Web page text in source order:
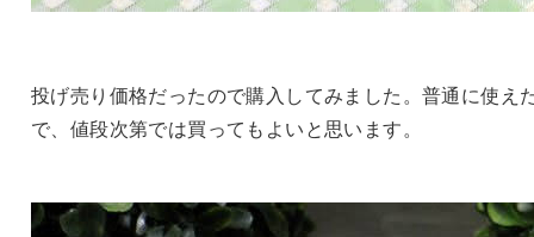
投げ売り価格だったので購入してみました。普通に使え
で、値段次第では買ってもよいと思います。